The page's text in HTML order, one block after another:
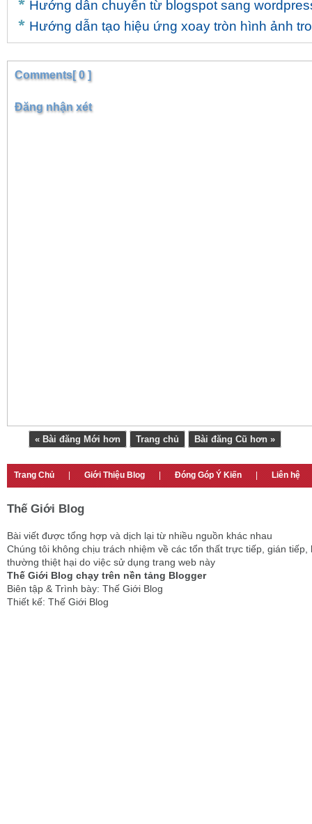
Hướng dẫn chuyển từ blogspot sang
Hướng dẫn tạo hiệu ứng xoay tròn hình ảnh
Comments[ 0 ]
Đăng nhận xét
« Bài đăng Mới hơn Trang chủ Bài đăng Cũ hơn »
Trang Chủ Giới Thiệu Blog Đóng Góp Ý Kiến Liên hệ
Thế Giới Blog
Bài viết được tổng hợp và dịch lại từ nhiều nguồn khác nhau
Chúng tôi không chịu trách nhiệm về các tổn thất trực tiếp, gián tiếp,
thường thiệt hại do việc sử dụng trang web này
Thế Giới Blog chạy trên nền tảng Blogger
Biên tập & Trình bày: Thế Giới Blog
Thiết kế: Thế Giới Blog